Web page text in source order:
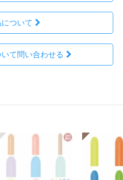
ついて
て問い合わせる